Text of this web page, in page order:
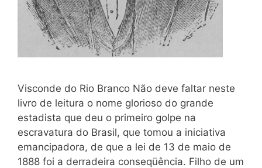
Visconde do Rio Branco Não deve faltar neste
livro de leitura o nome glorioso do grande
estadista que deu o primeiro golpe na
escravatura do Bra­sil, que tomou a iniciativa
emancipadora, de que a lei de 13 de maio de
1888 foi a derradeira conseqüência. Filho de um